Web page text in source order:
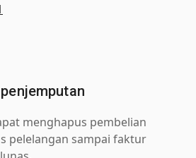
menghapus pembelian
pelelangan sampai faktur